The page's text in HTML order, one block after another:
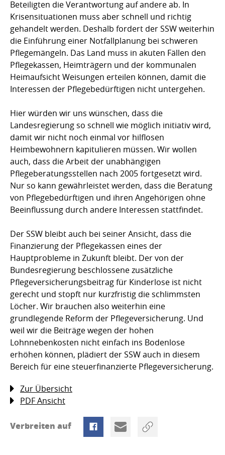
Beteiligten die Verantwortung auf andere ab. In
Krisensituationen muss aber schnell und richtig
gehandelt werden. Deshalb fordert der SSW weiterhin
die Einführung einer Notfallplanung bei schweren
Pflegemängeln. Das Land muss in akuten Fällen den
Pflegekassen, Heimträgern und der kommunalen
Heimaufsicht Weisungen erteilen können, damit die
Interessen der Pflegebedürftigen nicht untergehen.
Hier würden wir uns wünschen, dass die
Landesregierung so schnell wie möglich initiativ wird,
damit wir nicht noch einmal vor hilflosen
Heimbewohnern kapitulieren müssen. Wir wollen
auch, dass die Arbeit der unabhängigen
Pflegeberatungsstellen nach 2005 fortgesetzt wird.
Nur so kann gewährleistet werden, dass die Beratung
von Pflegebedürftigen und ihren Angehörigen ohne
Beeinflussung durch andere Interessen stattfindet.
Der SSW bleibt auch bei seiner Ansicht, dass die
Finanzierung der Pflegekassen eines der
Hauptprobleme in Zukunft bleibt. Der von der
Bundesregierung beschlossene zusätzliche
Pflegeversicherungsbeitrag für Kinderlose ist nicht
gerecht und stopft nur kurzfristig die schlimmsten
Löcher. Wir brauchen also weiterhin eine
grundlegende Reform der Pflegeversicherung. Und
weil wir die Beiträge wegen der hohen
Lohnnebenkosten nicht einfach ins Bodenlose
erhöhen können, plädiert der SSW auch in diesem
Bereich für eine steuerfinanzierte Pflegeversicherung.
Zur Übersicht
PDF Ansicht
Verbreiten auf